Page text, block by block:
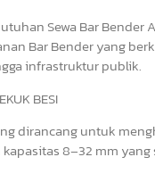
Sewa Bar
Bar Bender yang
infrastruktur publik.
BESI
dirancang untuk
8–32 mm